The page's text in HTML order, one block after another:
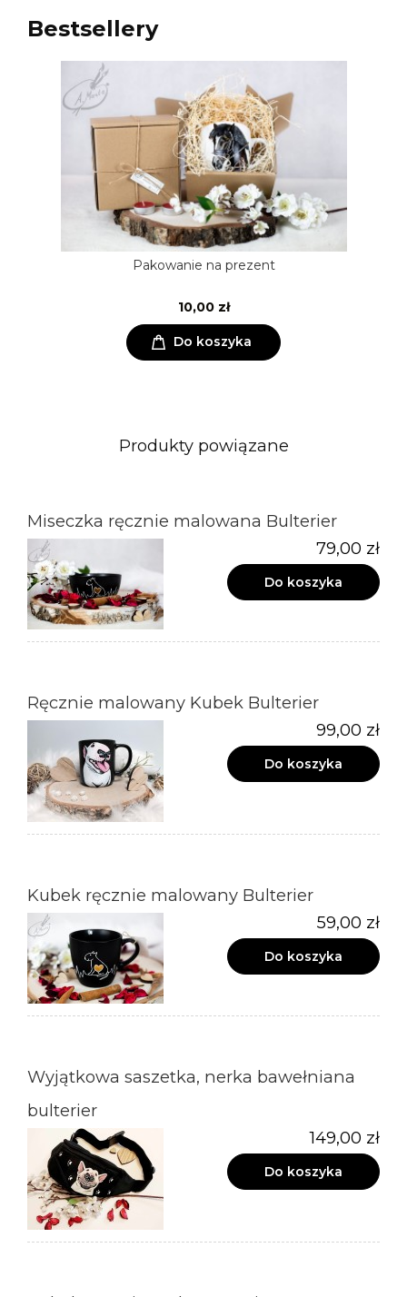
Bestsellery
Pakowanie na prezent
10,00 zł
Do koszyka
Produkty powiązane
Miseczka ręcznie malowana Bulterier
79,00 zł
Do koszyka
Ręcznie malowany Kubek Bulterier
99,00 zł
Do koszyka
Kubek ręcznie malowany Bulterier
59,00 zł
Do koszyka
Wyjątkowa saszetka, nerka bawełniana
bulterier
149,00 zł
Do koszyka